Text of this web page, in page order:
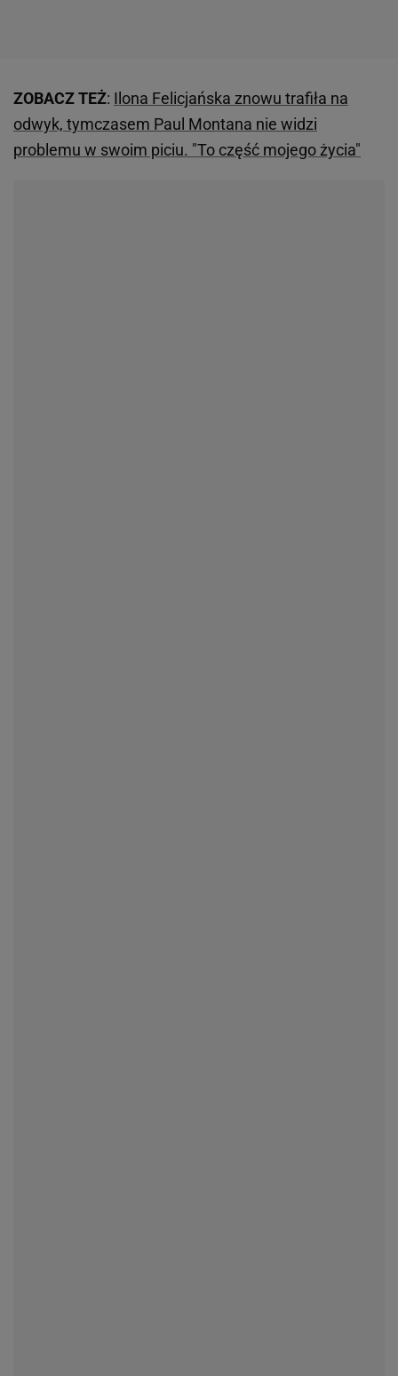
ZOBACZ TEŻ: Ilona Felicjańska znowu trafiła na
odwyk, tymczasem Paul Montana nie widzi
problemu w swoim piciu. "To część mojego życia"